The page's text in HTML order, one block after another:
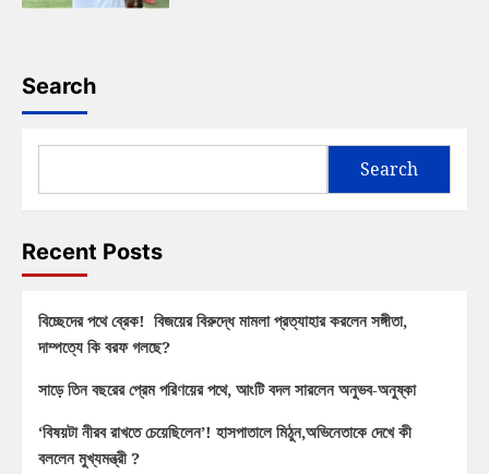
Search
Search
Recent Posts
বিচ্ছেদের পথে ব্রেক! বিজয়ের বিরুদ্ধে মামলা প্রত্যাহার করলেন সঙ্গীতা,
দাম্পত্যে কি বরফ গলছে?
সাড়ে তিন বছরের প্রেম পরিণয়ের পথে, আংটি বদল সারলেন অনুভব-অনুষ্কা
‘বিষয়টা নীরব রাখতে চেয়েছিলেন’! হাসপাতালে মিঠুন,অভিনেতাকে দেখে কী
বললেন মুখ্যমন্ত্রী ?